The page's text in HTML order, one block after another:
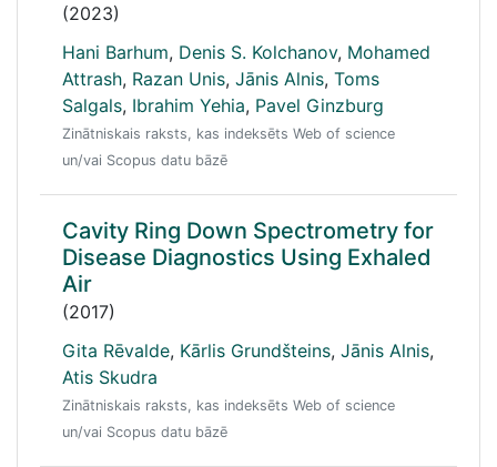
(2023)
Hani Barhum, Denis S. Kolchanov, Mohamed
Attrash, Razan Unis, Jānis Alnis, Toms
Salgals, Ibrahim Yehia, Pavel Ginzburg
Zinātniskais raksts, kas indeksēts Web of science
un/vai Scopus datu bāzē
Cavity Ring Down Spectrometry for
Disease Diagnostics Using Exhaled
Air
(2017)
Gita Rēvalde, Kārlis Grundšteins, Jānis Alnis,
Atis Skudra
Zinātniskais raksts, kas indeksēts Web of science
un/vai Scopus datu bāzē